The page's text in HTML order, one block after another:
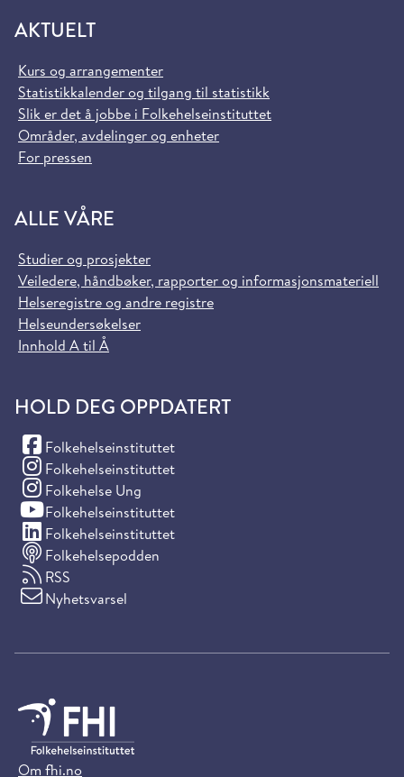
AKTUELT
Kurs og arrangementer
Statistikkalender og tilgang til statistikk
Slik er det å jobbe i Folkehelseinstituttet
Områder, avdelinger og enheter
For pressen
ALLE VÅRE
Studier og prosjekter
Veiledere, håndbøker, rapporter og informasjonsmateriell
Helseregistre og andre registre
Helseundersøkelser
Innhold A til Å
HOLD DEG OPPDATERT
Folkehelseinstituttet
(Facebook)
Folkehelseinstituttet
(Instagram)
Folkehelse Ung
(Instagram)
Folkehelseinstituttet
(YouTube)
Folkehelseinstituttet
(LinkedIn)
Folkehelsepodden
RSS
Nyhetsvarsel
Om fhi.no